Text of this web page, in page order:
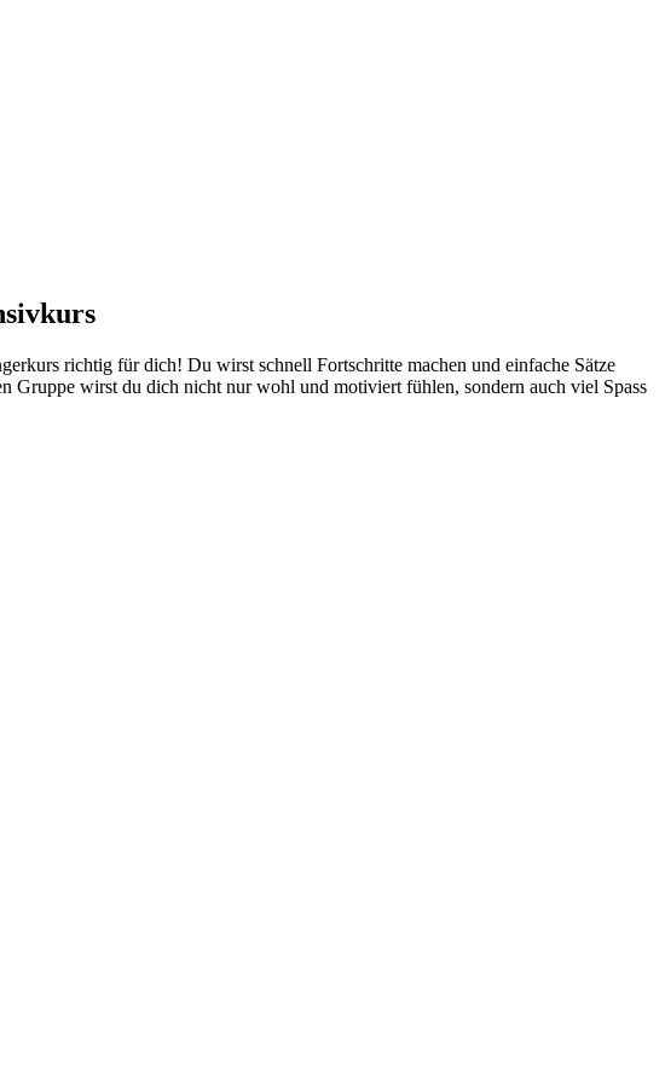
richtig für dich! Du wirst schnell Fortschritte machen und einfache Sätze
Gruppe wirst du dich nicht nur wohl und motiviert fühlen, sondern auch viel Spass